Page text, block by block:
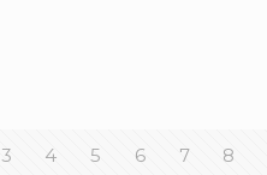
3 4 5 6 7 8